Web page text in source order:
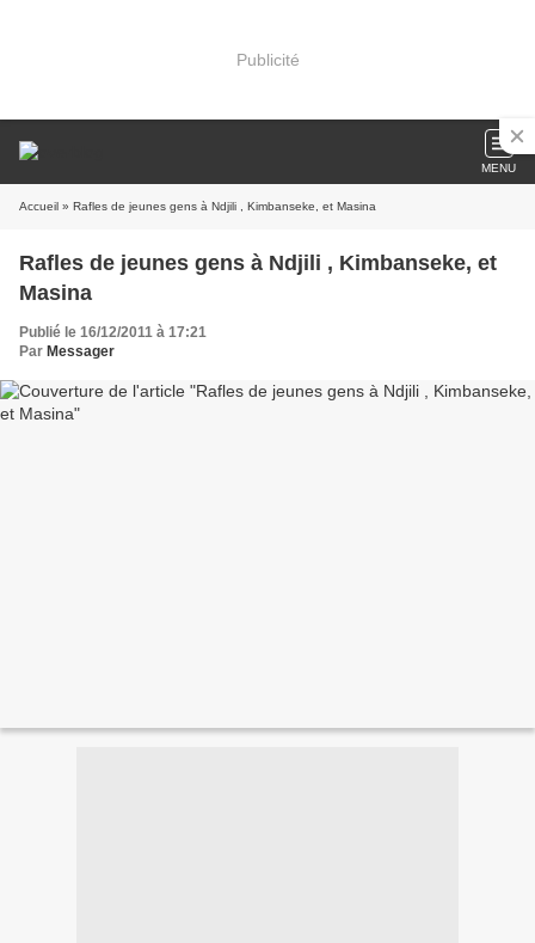
Publicité
MENU
Accueil » Rafles de jeunes gens à Ndjili , Kimbanseke, et Masina
Rafles de jeunes gens à Ndjili , Kimbanseke, et
Masina
Publié le 16/12/2011 à 17:21
Par Messager